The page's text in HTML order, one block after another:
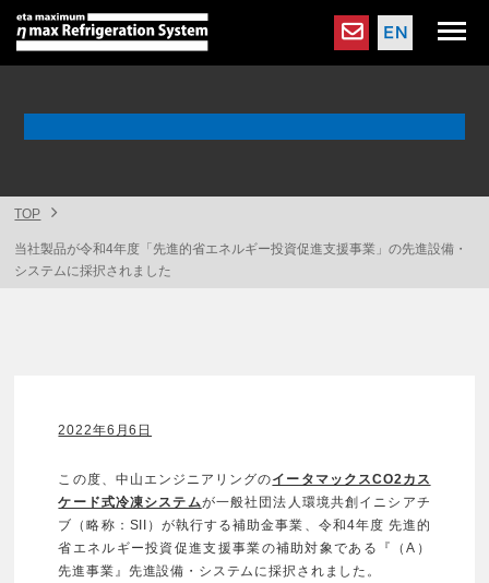
TOP
当社製品が令和4年度「先進的省エネルギー投資促進支援事業」の先進設備・
システムに採択されました
2022年6月6日
この度、中山エンジニアリングのイータマックスCO2カス
ケード式冷凍システムが一般社団法人環境共創イニシアチ
ブ（略称：SII）が執行する補助金事業、令和4年度 先進的
省エネルギー投資促進支援事業の補助対象である『（A）
先進事業』先進設備・システムに採択されました。